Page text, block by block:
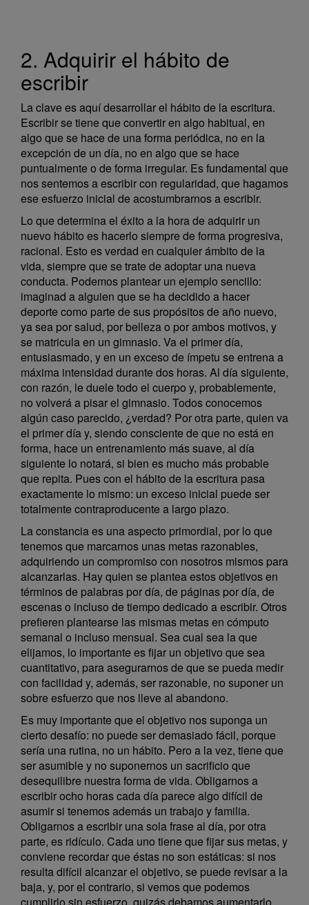
2. Adquirir el hábito de
escribir
La clave es aquí desarrollar el hábito de la escritura.
Escribir se tiene que convertir en algo habitual, en
algo que se hace de una forma periódica, no en la
excepción de un día, no en algo que se hace
puntualmente o de forma irregular. Es fundamental que
nos sentemos a escribir con regularidad, que hagamos
ese esfuerzo inicial de acostumbrarnos a escribir.
Lo que determina el éxito a la hora de adquirir un
nuevo hábito es hacerlo siempre de forma progresiva,
racional. Esto es verdad en cualquier ámbito de la
vida, siempre que se trate de adoptar una nueva
conducta. Podemos plantear un ejemplo sencillo:
imaginad a alguien que se ha decidido a hacer
deporte como parte de sus propósitos de año nuevo,
ya sea por salud, por belleza o por ambos motivos, y
se matricula en un gimnasio. Va el primer día,
entusiasmado, y en un exceso de ímpetu se entrena a
máxima intensidad durante dos horas. Al día siguiente,
con razón, le duele todo el cuerpo y, probablemente,
no volverá a pisar el gimnasio. Todos conocemos
algún caso parecido, ¿verdad? Por otra parte, quien va
el primer día y, siendo consciente de que no está en
forma, hace un entrenamiento más suave, al día
siguiente lo notará, si bien es mucho más probable
que repita. Pues con el hábito de la escritura pasa
exactamente lo mismo: un exceso inicial puede ser
totalmente contraproducente a largo plazo.
La constancia es una aspecto primordial, por lo que
tenemos que marcarnos unas metas razonables,
adquiriendo un compromiso con nosotros mismos para
alcanzarlas. Hay quien se plantea estos objetivos en
términos de palabras por día, de páginas por día, de
escenas o incluso de tiempo dedicado a escribir. Otros
prefieren plantearse las mismas metas en cómputo
semanal o incluso mensual. Sea cual sea la que
elijamos, lo importante es fijar un objetivo que sea
cuantitativo, para asegurarnos de que se pueda medir
con facilidad y, además, ser razonable, no suponer un
sobre esfuerzo que nos lleve al abandono.
Es muy importante que el objetivo nos suponga un
cierto desafío: no puede ser demasiado fácil, porque
sería una rutina, no un hábito. Pero a la vez, tiene que
ser asumible y no suponernos un sacrificio que
desequilibre nuestra forma de vida. Obligarnos a
escribir ocho horas cada día parece algo difícil de
asumir si tenemos además un trabajo y familia.
Obligarnos a escribir una sola frase al día, por otra
parte, es ridículo. Cada uno tiene que fijar sus metas, y
conviene recordar que éstas no son estáticas: si nos
resulta difícil alcanzar el objetivo, se puede revisar a la
baja, y, por el contrario, si vemos que podemos